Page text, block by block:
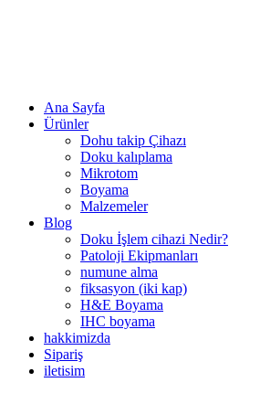
Ana Sayfa
Ürünler
Dohu takip Çihazı
Doku kalıplama
Mikrotom
Boyama
Malzemeler
Blog
Doku İşlem cihazi Nedir?
Patoloji Ekipmanları
numune alma
fiksasyon (iki kap)
H&E Boyama
IHC boyama
hakkimizda
Sipariş
iletisim